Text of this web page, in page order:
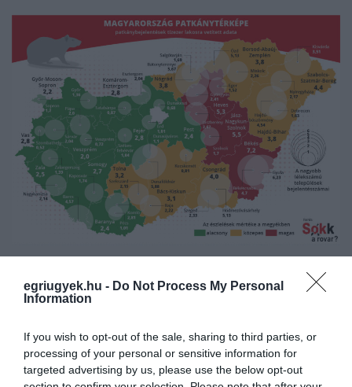
egriugyek.hu - Do Not Process My Personal
Information
If you wish to opt-out of the sale, sharing to third parties, or
processing of your personal or sensitive information for
targeted advertising by us, please use the below opt-out
adatok, mivel a lakossági bejelentésekről a
Fővárosi Önkormányzat folyamatosan gyűjti az